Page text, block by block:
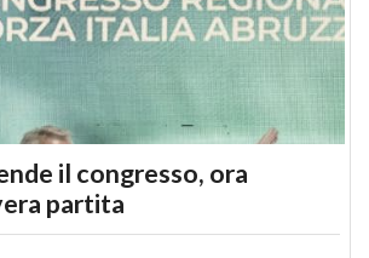
il congresso, ora
partita